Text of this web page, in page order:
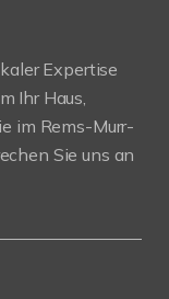
Expertise
Ihr Haus,
im Rems-Murr-
Sie uns an